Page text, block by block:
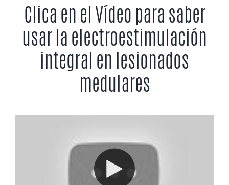
Clica en el Vídeo para saber
usar la electroestimulación
integral en lesionados
medulares